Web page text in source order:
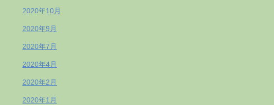
2020年10月
2020年9月
2020年7月
2020年4月
2020年2月
2020年1月